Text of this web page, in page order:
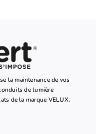
la maintenance de vos
de lumière
de la marque VELUX.